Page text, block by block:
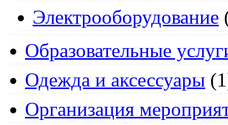
Электрооборудование
Образовательные
Одежда и аксессуары
Организация